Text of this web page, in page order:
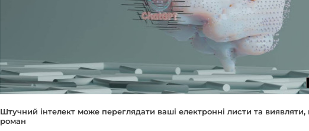
Штучний інтелект може переглядати ваші електронні листи та
роман